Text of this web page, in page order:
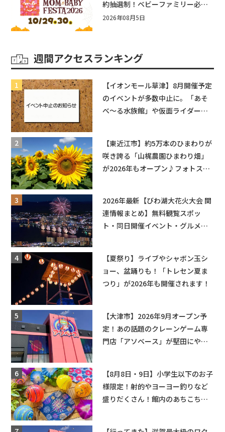
約抽選制！ベビーファミリー必見
☆入場無料☆10/29(木)30(金)ママ
2026年08月5日
週間アクセスランキング
【イオンモール草津】8月開催予定
のイベントが多数中止に。「あそ
べ〜る水族館」や仮面ライダーシ
【東近江市】約5万本のひまわりが
咲き誇る「山梶農園ひまわり畑」
が2026年もオープン♪フォトスポ
2026年最新【びわ湖大花火大会 関
連情報まとめ】無料観覧スポッ
ト・同日開催イベント・グルメマ
【夏祭り】ライブやシャボン玉シ
ョー、盆踊りも！「トレセン夏ま
つり」が2026年も開催されます！
【大津市】2026年9月オープン予
定！あの話題のクレーンゲーム専
門店「アソベース」が堅田にやっ
【8月8日・9日】小学生以下のお子
様限定！射的やヨーヨー釣りなど
盛りだくさん！館内のあちこちに